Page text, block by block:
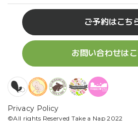
ご予約はこち
お問い合わせは
Privacy Policy
©︎All rights Reserved Take a Nap 2022